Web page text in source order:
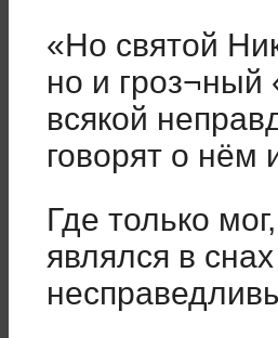
«Но святой
но и
всякой
говорят о нём
Где только
являлся в